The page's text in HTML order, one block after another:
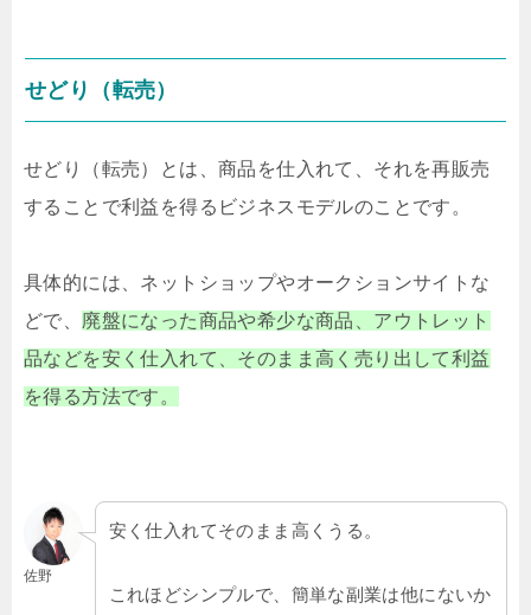
せどり（転売）
せどり（転売）とは、商品を仕入れて、それを再販売
することで利益を得るビジネスモデルのことです。
具体的には、ネットショップやオークションサイトな
どで、 廃盤になった商品や希少な商品、アウトレット
品などを安く仕入れて、そのまま高く売り出して利益
を得る方法です。
佐野
安く仕入れてそのまま高くうる。
これほどシンプルで、簡単な副業は他にないか